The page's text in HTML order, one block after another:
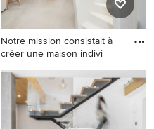
Notre mission consistait à
créer une maison indivi
Exempel på en modern
trappa